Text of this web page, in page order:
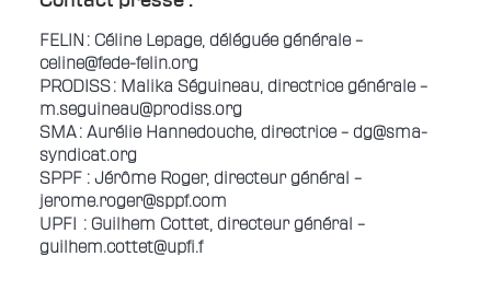
FELIN : Céline Lepage, déléguée générale –
celine@fede-felin.org
PRODISS : Malika Séguineau, directrice générale –
m.seguineau@prodiss.org
SMA : Aurélie Hannedouche, directrice – dg@sma-
syndicat.org
SPPF : Jérôme Roger, directeur général –
jerome.roger@sppf.com
UPFI : Guilhem Cottet, directeur général –
guilhem.cottet@upfi.f